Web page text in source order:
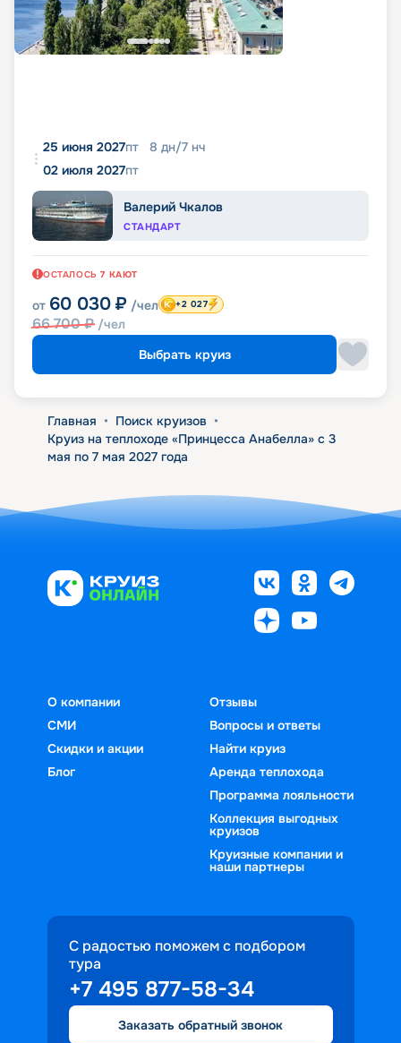
25 июня 2027пт 8 дн/7 нч
02 июля 2027пт
Валерий Чкалов
СТАНДАРТ
ОСТАЛОСЬ 7 КАЮТ
от 60 030 ₽ /чел
66 700₽ /чел
+2 027
Выбрать круиз
Главная • Поиск круизов •
Круиз на теплоходе «Принцесса Анабелла» с 3
мая по 7 мая 2027 года
О компании
СМИ
Скидки и акции
Блог
Отзывы
Вопросы и ответы
Найти круиз
Аренда теплохода
Программа лояльности
Коллекция выгодных
круизов
Круизные компании и
наши партнеры
С радостью поможем с подбором
тура
+7 495 877-58-34
Заказать обратный звонок